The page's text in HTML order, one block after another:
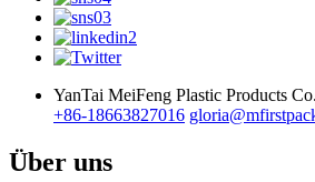
YanTai MeiFeng Plastic Products
+86-18663827016
Über uns